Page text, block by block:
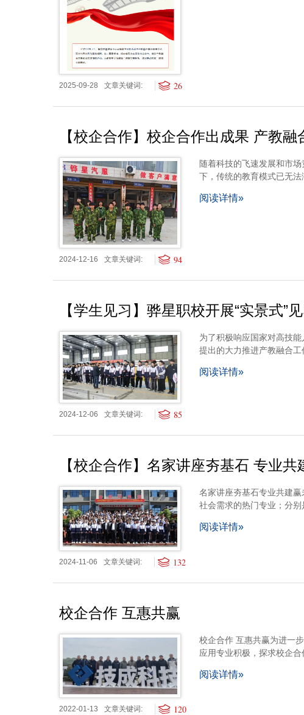
2025-09-28 文章关键词: 26
【校企合作】校企合作出成果 产教融
随着科技的飞速发展和市
下，传统的教育模式已无
阅读详情»
2024-12-16 文章关键词: 94
【学生见习】骅星职校开展“实景式”
为了积极响应国家对高技
提出的大力推进产教融合
阅读详情»
2024-12-06 文章关键词: 85
【校企合作】名家讲座夯基石 专业共
名家讲座夯基石专业共建
社会需求的热门专业；分
阅读详情»
2024-11-06 文章关键词: 132
校企合作 互惠共赢
校企合作 互惠共赢为进一
应用专业积极，探求校企
阅读详情»
2022-01-13 文章关键词: 120